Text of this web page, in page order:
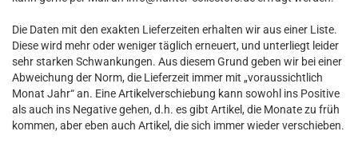
Die Daten mit den exakten Lieferzeiten erhalten wir aus einer Liste.
Diese wird mehr oder weniger täglich erneuert, und unterliegt leider
sehr starken Schwankungen. Aus diesem Grund geben wir bei einer
Abweichung der Norm, die Lieferzeit immer mit „voraussichtlich
Monat Jahr“ an. Eine Artikelverschiebung kann sowohl ins Positive
als auch ins Negative gehen, d.h. es gibt Artikel, die Monate zu früh
kommen, aber eben auch Artikel, die sich immer wieder verschieben.